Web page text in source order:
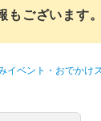
ございます
イベント・おでかけ